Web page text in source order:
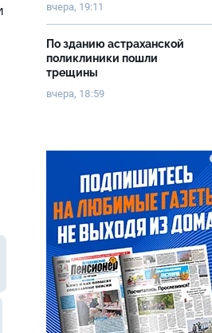
вчера, 19:11
По зданию астраханской
поликлиники пошли
трещины
вчера, 18:59